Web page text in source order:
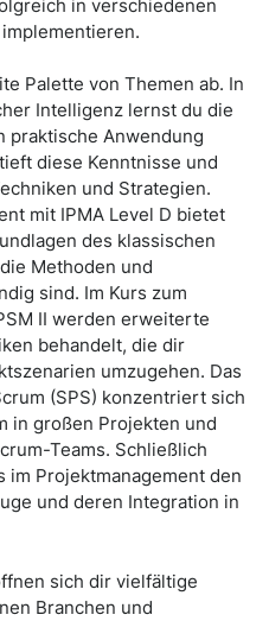
in verschiedenen
Palette von Themen ab. In
Intelligenz lernst du die
praktische Anwendung
diese Kenntnisse und
und Strategien.
mit IPMA Level D bietet
des klassischen
Methoden und
sind. Im Kurs zum
II werden erweiterte
behandelt, die dir
umzugehen. Das
(SPS) konzentriert sich
in großen Projekten und
Teams. Schließlich
im Projektmanagement den
und deren Integration in
sich dir vielfältige
Branchen und